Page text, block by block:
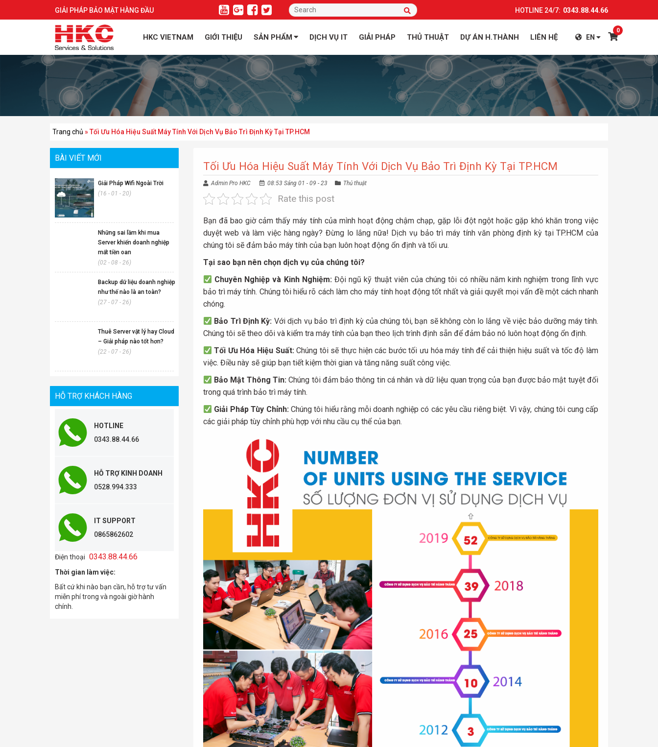
GIẢI PHÁP BẢO MẬT HÀNG ĐẦU HOTLINE 24/7: 0343.88.44.66
HKC VIETNAM GIỚI THIỆU SẢN PHẨM DỊCH VỤ IT GIẢI PHÁP THỦ THUẬT DỰ ÁN H.THÀNH LIÊN HỆ EN
0
Trang chủ »Tối Ưu Hóa Hiệu Suất Máy Tính Với Dịch Vụ Bảo Trì Định Kỳ Tại TP.HCM
BÀI VIẾT MỚI
Giải Pháp Wifi Ngoài Trời
(16 - 01 - 20)
Những sai lầm khi mua
Server khiến doanh nghiệp
mất tiền oan
(02 - 08 - 26)
Backup dữ liệu doanh nghiệp
như thế nào là an toàn?
(27 - 07 - 26)
Thuê Server vật lý hay Cloud
– Giải pháp nào tốt hơn?
(22 - 07 - 26)
HỖ TRỢ KHÁCH HÀNG
HOTLINE
0343.88.44.66
HỖ TRỢ KINH DOANH
0528.994.333
IT SUPPORT
0865862602
Điện thoại 0343.88.44.66
Thời gian làm việc:
Bất cứ khi nào bạn cần, hỗ trợ tư vấn
miễn phí trong và ngoài giờ hành
chính.
Tối Ưu Hóa Hiệu Suất Máy Tính Với Dịch Vụ Bảo Trì Định Kỳ Tại TP.HCM
Admin Pro HKC 08:53 Sáng 01 - 09 - 23 Thủ thuật
Rate this post
Bạn đã bao giờ cảm thấy máy tính của mình hoạt động chậm chạp, gặp lỗi đột ngột hoặc gặp khó khăn trong việc
duyệt web và làm việc hàng ngày? Đừng lo lắng nữa! Dịch vụ bảo trì máy tính văn phòng định kỳ tại TP.HCM của
chúng tôi sẽ đảm bảo máy tính của bạn luôn hoạt động ổn định và tối ưu.
Tại sao bạn nên chọn dịch vụ của chúng tôi?
Chuyên Nghiệp và Kinh Nghiệm: Đội ngũ kỹ thuật viên của chúng tôi có nhiều năm kinh nghiệm trong lĩnh vực
bảo trì máy tính. Chúng tôi hiểu rõ cách làm cho máy tính hoạt động tốt nhất và giải quyết mọi vấn đề một cách nhanh
chóng.
Bảo Trì Định Kỳ: Với dịch vụ bảo trì định kỳ của chúng tôi, bạn sẽ không còn lo lắng về việc bảo dưỡng máy tính.
Chúng tôi sẽ theo dõi và kiểm tra máy tính của bạn theo lịch trình định sẵn để đảm bảo nó luôn hoạt động ổn định.
Tối Ưu Hóa Hiệu Suất: Chúng tôi sẽ thực hiện các bước tối ưu hóa máy tính để cải thiện hiệu suất và tốc độ làm
việc. Điều này sẽ giúp bạn tiết kiệm thời gian và tăng năng suất công việc.
Bảo Mật Thông Tin: Chúng tôi đảm bảo thông tin cá nhân và dữ liệu quan trọng của bạn được bảo mật tuyệt đối
trong quá trình bảo trì máy tính.
Giải Pháp Tùy Chỉnh: Chúng tôi hiểu rằng mỗi doanh nghiệp có các yêu cầu riêng biệt. Vì vậy, chúng tôi cung cấp
các giải pháp tùy chỉnh phù hợp với nhu cầu cụ thể của bạn.